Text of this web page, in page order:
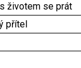
životem se prát
přítel